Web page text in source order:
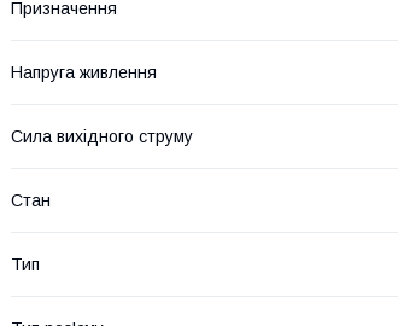
Призначення
Напруга живлення
Сила вихідного струму
Стан
Тип